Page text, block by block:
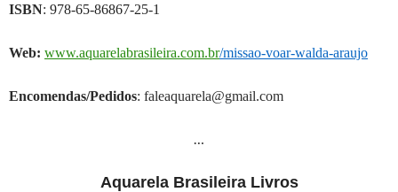
ISBN: 978-65-86867-25-1
Web: www.aquarelabrasileira.com.br/missao-voar-walda-araujo
Encomendas/Pedidos: faleaquarela@gmail.com
Aquarela Brasileira Livros